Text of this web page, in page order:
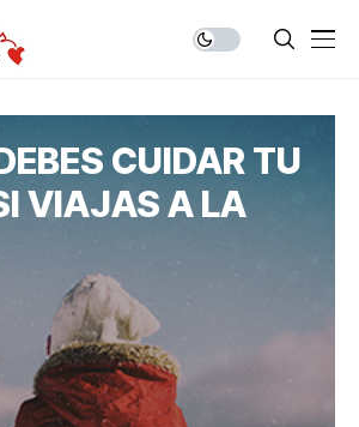
CUIDAR TU
VIAJAS A LA